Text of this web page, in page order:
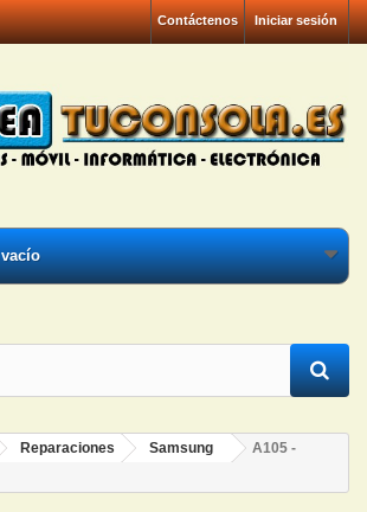
Iniciar sesión
Contáctenos
vacío
Reparaciones Samsung
A105 -